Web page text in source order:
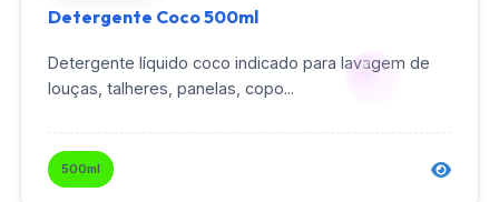
Detergente Coco 500ml
Detergente líquido coco indicado para lavagem de
louças, talheres, panelas, copo...
500ml